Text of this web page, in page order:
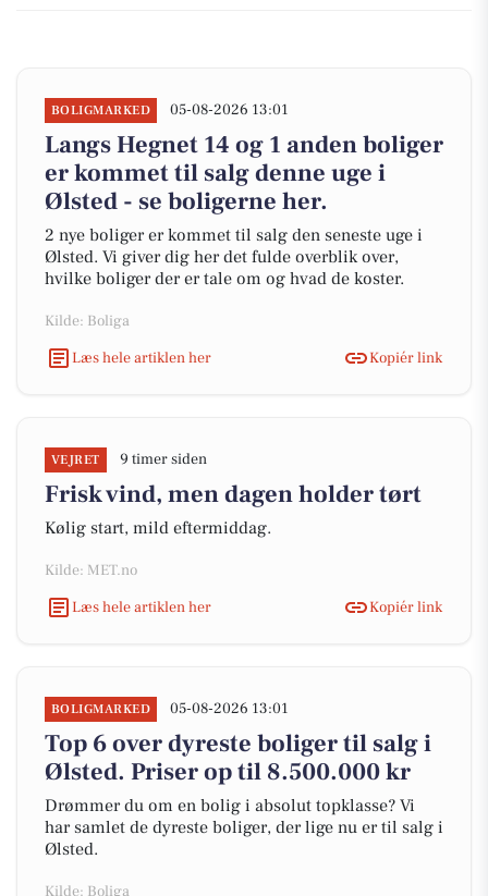
BOLIGMARKED 05-08-2026 13:01
Langs Hegnet 14 og 1 anden boliger
er kommet til salg denne uge i
Ølsted - se boligerne her.
2 nye boliger er kommet til salg den seneste uge i
Ølsted. Vi giver dig her det fulde overblik over,
hvilke boliger der er tale om og hvad de koster.
Kilde: Boliga
Læs hele artiklen her
Kopiér link
VEJRET 9 timer siden
Frisk vind, men dagen holder tørt
Kølig start, mild eftermiddag.
Kilde: MET.no
Læs hele artiklen her
Kopiér link
BOLIGMARKED 05-08-2026 13:01
Top 6 over dyreste boliger til salg i
Ølsted. Priser op til 8.500.000 kr
Drømmer du om en bolig i absolut topklasse? Vi
har samlet de dyreste boliger, der lige nu er til salg i
Ølsted.
Kilde: Boliga